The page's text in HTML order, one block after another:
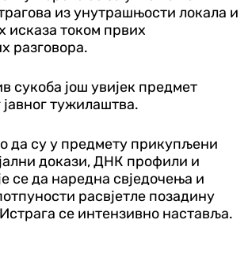
из унутрашњости локала и
исказа током првих
разговора.
сукоба још увијек предмет
тужилаштва.
да су у предмету прикупљени
докази, ДНК профили и
се да наредна свједочења и
расвјетле позадину
Истрага се интензивно наставља.